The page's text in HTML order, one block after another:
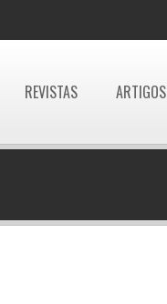
REVISTAS ARTIGOS